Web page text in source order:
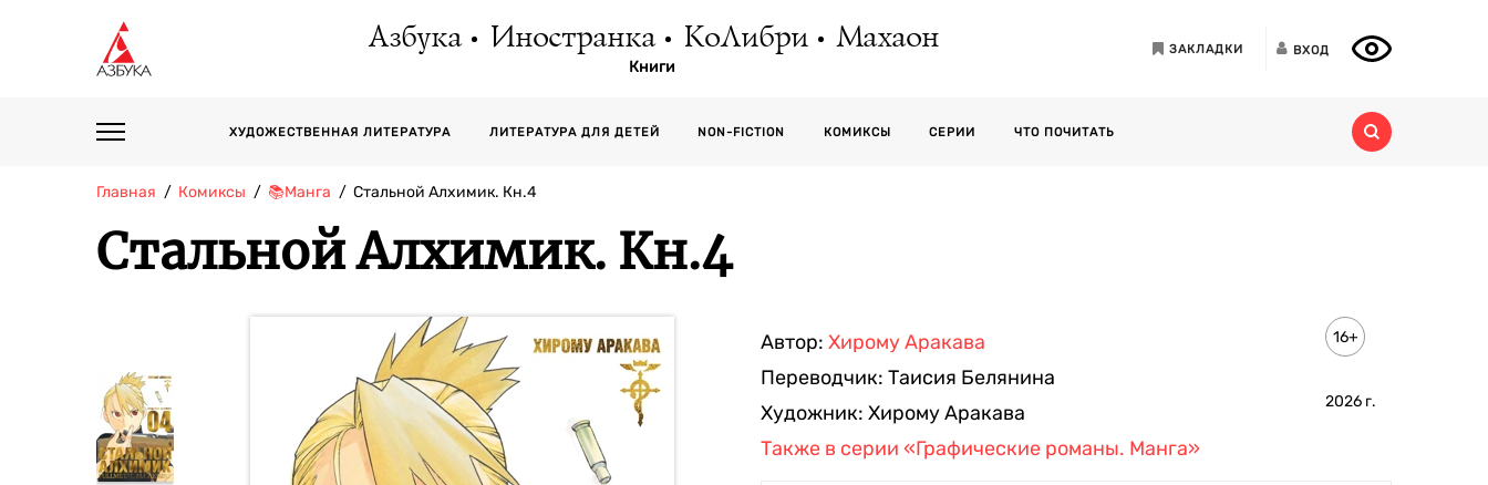
Азбука Иностранка КоЛибри Махаон
Книги
ЗАКЛАДКИ ВХОД
ХУДОЖЕСТВЕННАЯ ЛИТЕРАТУРА ЛИТЕРАТУРА ДЛЯ ДЕТЕЙ NON-FICTION КОМИКСЫ СЕРИИ ЧТО ПОЧИТАТЬ
Главная Комиксы 📚Манга Стальной Алхимик. Кн.4
Стальной Алхимик. Кн.4
Автор: Хирому Аракава
Переводчик: Таисия Белянина
Художник: Хирому Аракава
16+
2026 г.
Также в серии «Графические романы. Манга»